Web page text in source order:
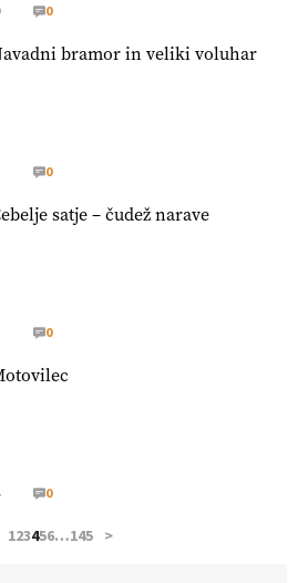
pridelave
#imcap #cap #blog
Kakovostna ekološka semena in
@EUAgri #IMCAP #CAP
#IMCAP #CAP
0
bramor in veliki voluhar
0
satje – čudež narave
0
0
123456…145 >